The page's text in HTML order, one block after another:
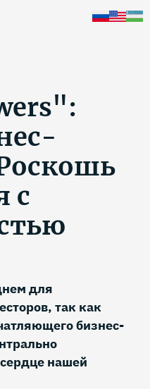
с
для
так как
бизнес-
нашей